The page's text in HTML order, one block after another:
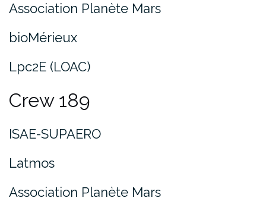
Association Planète Mars
bioMérieux
Lpc2E (LOAC)
Crew 189
ISAE-SUPAERO
Latmos
Association Planète Mars